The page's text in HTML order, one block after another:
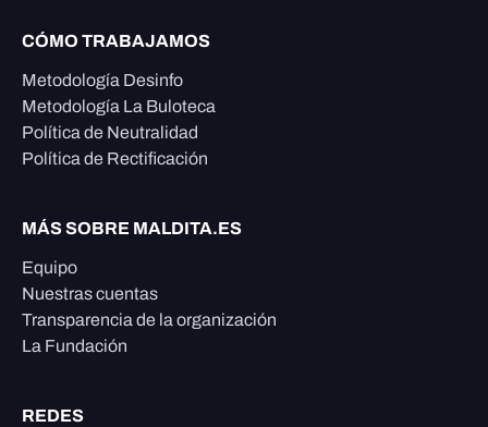
CÓMO TRABAJAMOS
Metodología Desinfo
Metodología La Buloteca
Política de Neutralidad
Política de Rectificación
MÁS SOBRE MALDITA.ES
Equipo
Nuestras cuentas
Transparencia de la organización
La Fundación
REDES